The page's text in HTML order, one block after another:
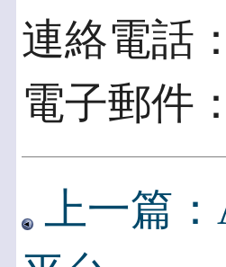
連絡電話
電子郵件
上一篇